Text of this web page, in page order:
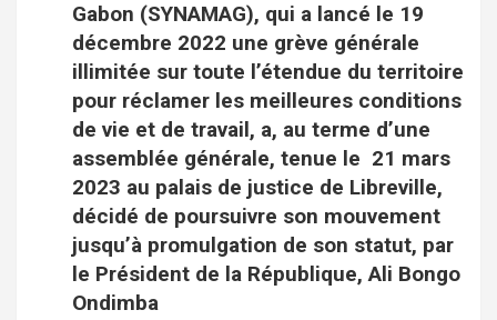
Gabon (SYNAMAG), qui a lancé le 19
décembre 2022 une grève générale
illimitée sur toute l’étendue du territoire
pour réclamer les meilleures conditions
de vie et de travail, a, au terme d’une
assemblée générale, tenue le 21 mars
2023 au palais de justice de Libreville,
décidé de poursuivre son mouvement
jusqu’à promulgation de son statut, par
le Président de la République, Ali Bongo
Ondimba